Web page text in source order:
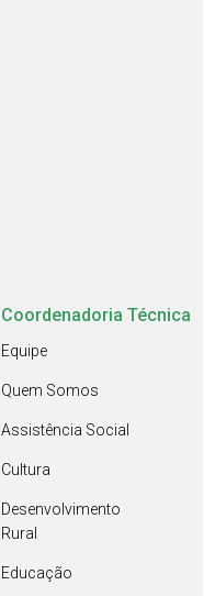
Coordenadoria Técnica
Equipe
Quem Somos
Assistência Social
Cultura
Desenvolvimento
Rural
Educação